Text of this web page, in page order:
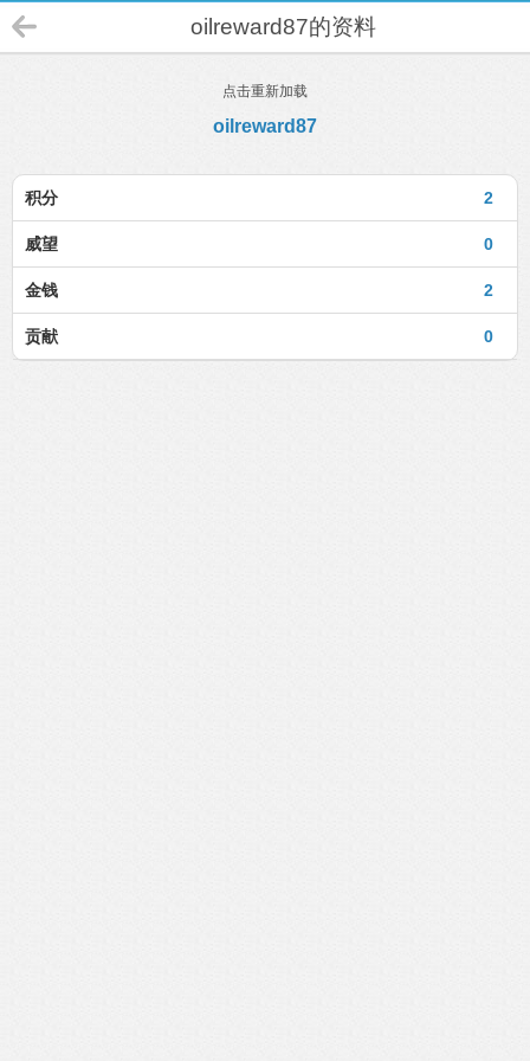
oilreward87的资料
点击重新加载
oilreward87
2
积分
0
威望
2
金钱
0
贡献